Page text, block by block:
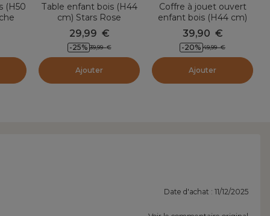
(H50
Table enfant bois (H44
cm) Stars Rose
29,99 €
-25% 39,99 €
Ajouter
Coffre à jouet ouvert
enfant bois (H44 cm)
Stars Blanc
39,90 €
-20% 49,99 €
Ajouter
Date d'achat : 11/12/2025